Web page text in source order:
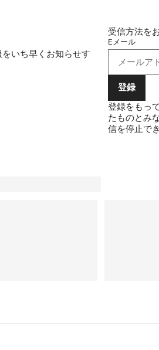
いち早くお知らせす
受信方法を
Eメール
登録
登録をもっ
たものとみ
信を停止で